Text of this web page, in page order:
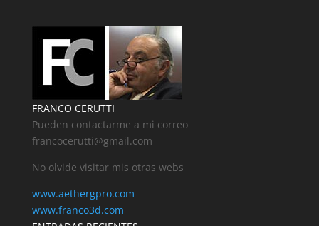
FRANCO CERUTTI
Pueden contactarme a mi correo
francocerutti@gmail.com
No olvide visitar mis otras webs
www.aethergpro.com
www.franco3d.com